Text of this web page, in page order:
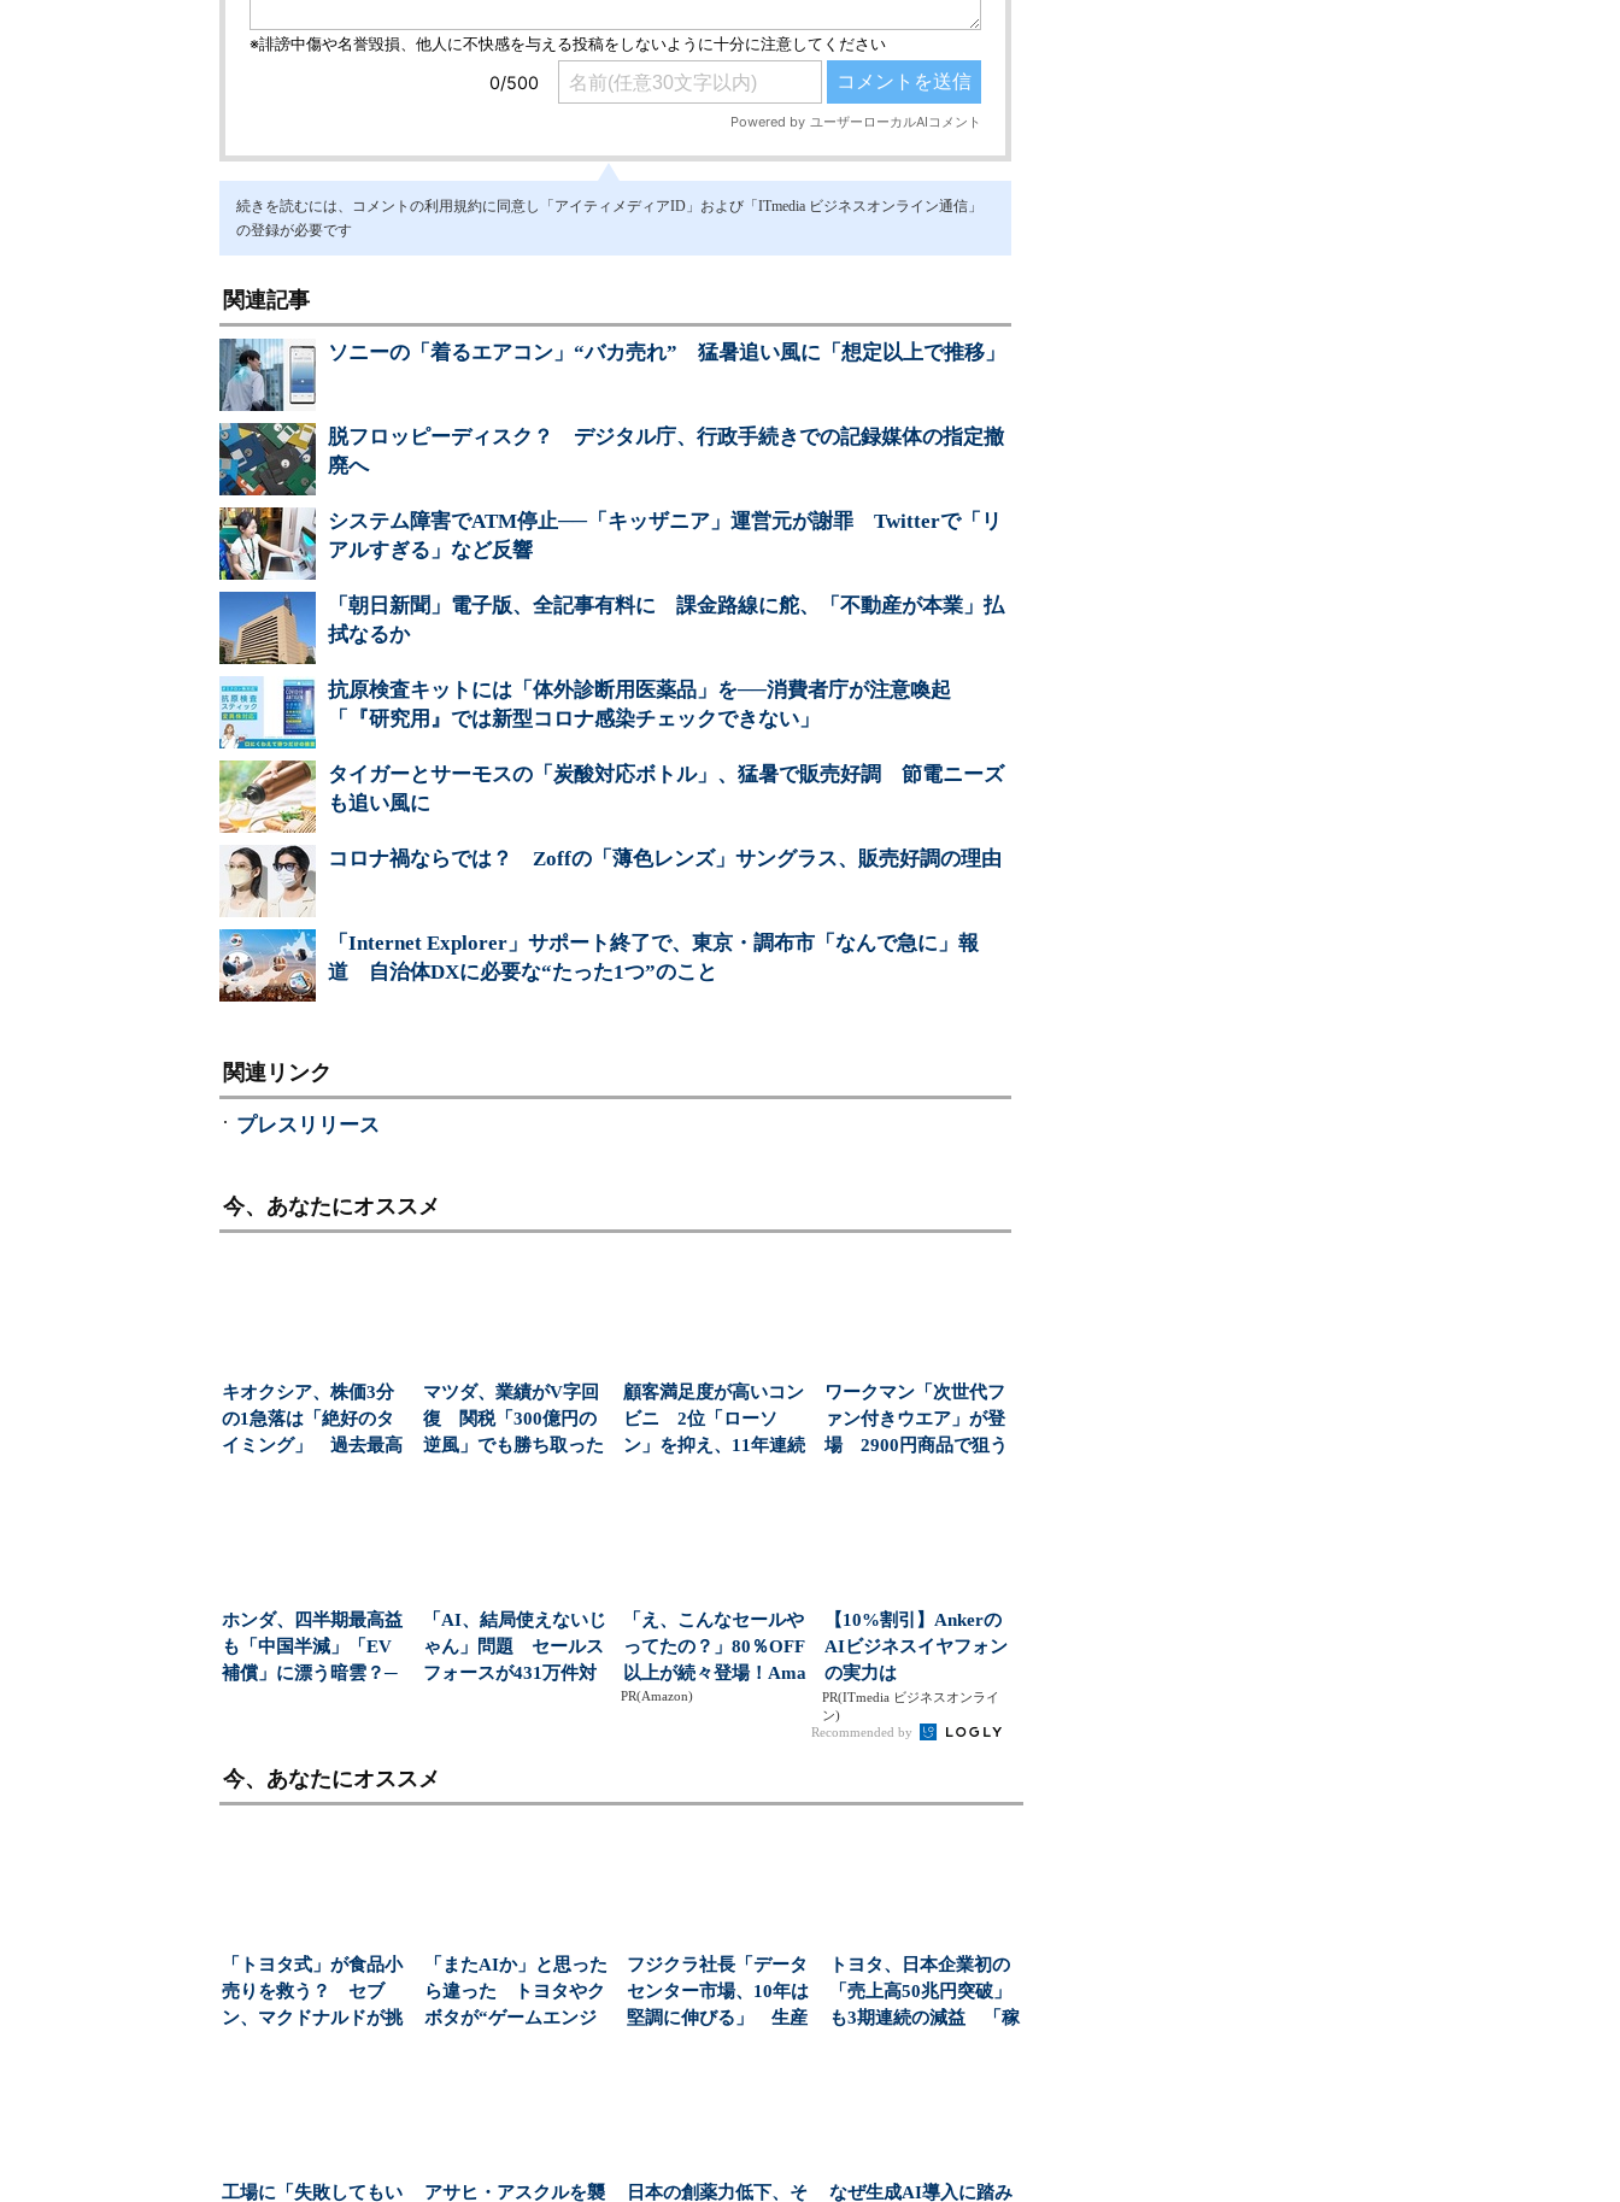
続きを読むには、コメントの利用規約に同意し「アイティメディアID」および「ITmedia ビジネスオンライン通信」
の登録が必要です
関連記事
ソニーの「着るエアコン」“バカ売れ” 猛暑追い風に「想定以上で推移」
脱フロッピーディスク？ デジタル庁、行政手続きでの記録媒体の指定撤
廃へ
システム障害でATM停止──「キッザニア」運営元が謝罪 Twitterで「リ
アルすぎる」など反響
「朝日新聞」電子版、全記事有料に 課金路線に舵、「不動産が本業」払
拭なるか
抗原検査キットには「体外診断用医薬品」を──消費者庁が注意喚起
「『研究用』では新型コロナ感染チェックできない」
タイガーとサーモスの「炭酸対応ボトル」、猛暑で販売好調 節電ニーズ
も追い風に
コロナ禍ならでは？ Zoffの「薄色レンズ」サングラス、販売好調の理由
「Internet Explorer」サポート終了で、東京・調布市「なんで急に」報
道 自治体DXに必要な“たった1つ”のこと
関連リンク
プレスリリース
今、あなたにオススメ
キオクシア、株価3分
の1急落は「絶好のタ
イミング」 過去最高
マツダ、業績がV字回
復 関税「300億円の
逆風」でも勝ち取った
顧客満足度が高いコン
ビニ 2位「ローソ
ン」を抑え、11年連続
ワークマン「次世代フ
ァン付きウエア」が登
場 2900円商品で狙う
ホンダ、四半期最高益
も「中国半減」「EV
補償」に漂う暗雲？─
「AI、結局使えないじ
ゃん」問題 セールス
フォースが431万件対
「え、こんなセールや
ってたの？」80％OFF
以上が続々登場！Ama
zonの本気が...
PR(Amazon)
【10%割引】Ankerの
AIビジネスイヤフォン
の実力は
PR(ITmedia ビジネスオンライ
ン)
Recommended by
今、あなたにオススメ
「トヨタ式」が食品小
売りを救う？ セブ
ン、マクドナルドが挑
「またAIか」と思った
ら違った トヨタやク
ボタが“ゲームエンジ
フジクラ社長「データ
センター市場、10年は
堅調に伸びる」 生産
トヨタ、日本企業初の
「売上高50兆円突破」
も3期連続の減益 「稼
工場に「失敗してもい アサヒ・アスクルを襲 日本の創薬力低下、そ なぜ生成AI導入に踏み